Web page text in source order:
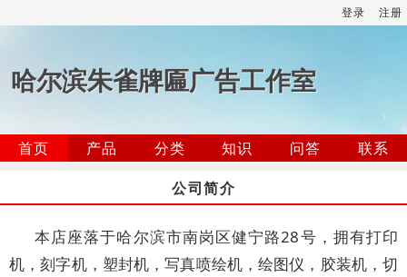
登录 注册
哈尔滨朱雀牌匾广告工作室
首页 产品 分类 知识 问答
联系
公司简介
本店座落于哈尔滨市南岗区健宁路28号，拥有打印
机，刻字机，塑封机，写真喷绘机，绘图仪，胶装机，切